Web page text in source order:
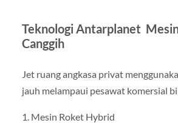
Teknologi Antarplanet
Canggih
Jet ruang angkasa privat
jauh melampaui pesawat komersial
1. Mesin Roket Hybrid